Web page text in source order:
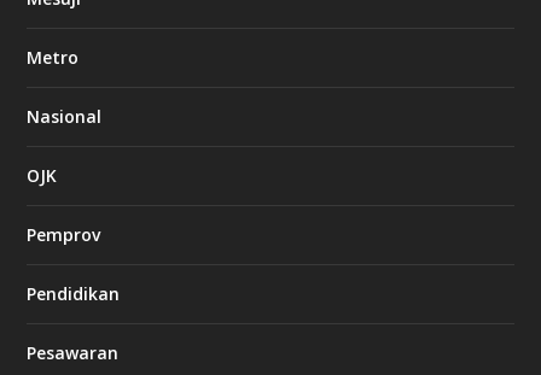
Metro
Nasional
OJK
Pemprov
Pendidikan
Pesawaran